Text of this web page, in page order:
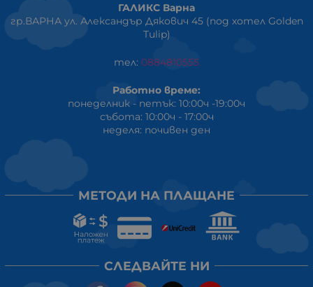
ГАЛИКС Варна
гр.ВАРНА ул. Александър Дякович 45 (под хотел Golden
Tulip)
тел: 0884810555
Работно време:
понеделник - петък: 10:00ч -19:00ч
събота: 10:00ч - 17:00ч
неделя: почивен ден
МЕТОДИ НА ПЛАЩАНЕ
СЛЕДВАЙТЕ НИ